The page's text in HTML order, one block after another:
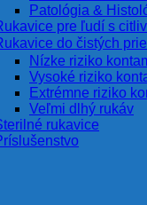
Patológia &
pre ľudí s
do čistých
Nízke riziko
Vysoké riziko
Extrémne riziko
Veľmi dlhý rukáv
rukavice